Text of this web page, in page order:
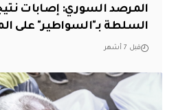
المرصد السوري: إصابات
السلطة بـ"السواطير" على
قبل 7 أشهر